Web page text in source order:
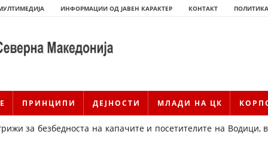
ИНФОРМАЦИИ ОД ЈАВЕН КАРАКТЕР КОНТАКТ
ПРИНЦИПИ ДЕЈНОСТИ МЛАДИ НА ЦК
за безбедноста на капачите и посетителите на Водици,